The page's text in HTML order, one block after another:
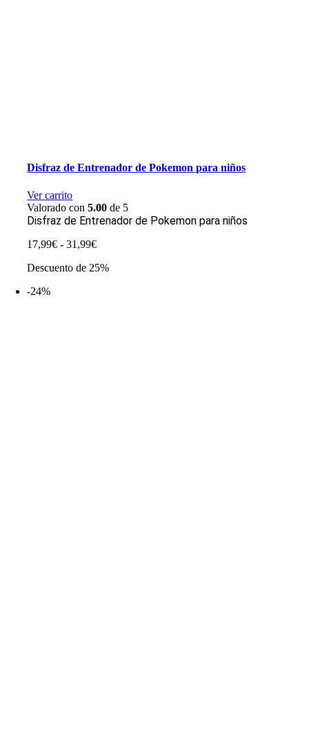
Disfraz de Entrenador de Pokemon para niños
Ver carrito
Valorado con5.00 de 5
Disfraz de Entrenador de Pokemon para niños
17,99€ - 31,99€Rango
precios:
Descuento de 25%
-24%